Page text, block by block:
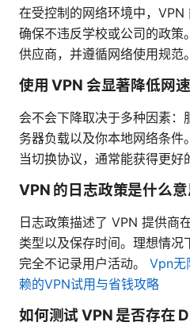
在受控制的网络环境中，
确保不违反学校或公司的政策
供应商，并遵循网络使用规范。
使用 VPN 会显著降低网速
会不会下降取决于多种因素：
务器负载以及你本地网络条
当切换协议，通常能获得更好
VPN 的日志政策是什么意
日志政策描述了 VPN 提供商
类型以及保存时间。理想情
完全不记录用户活动。 Vpn无
赖的VPN试用与省钱攻略
如何测试 VPN 是否存在